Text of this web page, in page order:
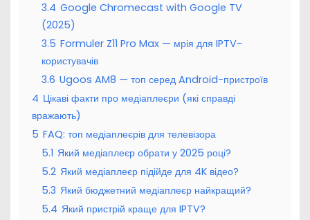
3.4 Google Chromecast with Google TV
(2025)
3.5 Formuler Z11 Pro Max — мрія для IPTV-
користувачів
3.6 Ugoos AM8 — топ серед Android-пристроїв
4 Цікаві факти про медіаплеєри (які справді
вражають)
5 FAQ: топ медіаплеєрів для телевізора
5.1 Який медіаплеєр обрати у 2025 році?
5.2 Який медіаплеєр підійде для 4K відео?
5.3 Який бюджетний медіаплеєр найкращий?
5.4 Який пристрій краще для IPTV?